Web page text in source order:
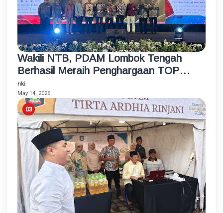
Wakili NTB, PDAM Lombok Tengah
Berhasil Meraih Penghargaan TOP
BUMD Bintang 4 Tahun 2026
riki
May 14, 2026